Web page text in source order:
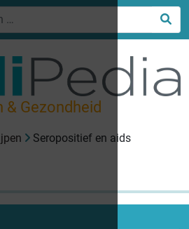
& Gezondheid
Seropositief en aids